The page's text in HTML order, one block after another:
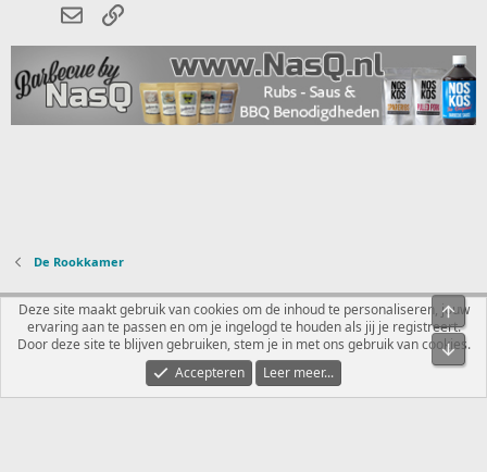
E-mailkoppeling
De Rookkamer
Nederlands
Contact
Voorwaarden en regels Privacybeleid Help
R
S
Community platform by XenForo ® © 2010-2026 XenForo Ltd.
Deze site maakt gebruik van cookies om de inhoud te personaliseren, jouw
ervaring aan te passen en om je ingelogd te houden als jij je registreert.
Door deze site te blijven gebruiken, stem je in met ons gebruik van cookies.
Accepteren
Leer meer...